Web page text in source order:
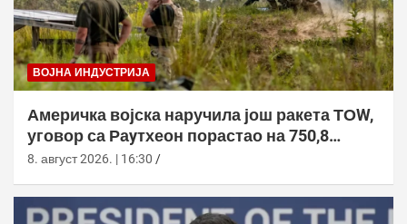
ВОЈНА ИНДУСТРИЈА
Америчка војска наручила још ракета ТОW,
уговор са Раyтхеон порастао на 750,8
милиона долара
8. август 2026. | 16:30